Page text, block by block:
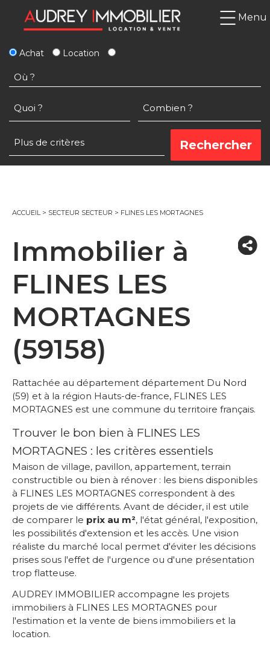
Menu
Achat Location
ACCUEIL> SECTEUR SECTEUR > FLINES LES MORTAGNES
Immobilier à
FLINES LES
MORTAGNES
(59158)
Rattachée au département département Du Nord
(59) et à la région Hauts-de-france, FLINES LES
MORTAGNES est une commune du territoire français.
Trouver le bon bien à FLINES LES
MORTAGNES : les critères essentiels
Maison de village, pavillon, appartement, terrain
constructible ou bien à rénover : les biens disponibles
à FLINES LES MORTAGNES correspondent à des
projets de vie différents. Avant de décider, il est utile
de comparer le prix au m², l'état général, l'exposition,
les possibilités d'extension et les accès. Une vision
réaliste du marché local permet d'éviter les décisions
prises sous l'effet de l'urgence ou d'une présentation
trop flatteuse.
AUDREY IMMOBILIER accompagne les projets
immobiliers à FLINES LES MORTAGNES pour
l'estimation et la vente de biens immobiliers et la
location.